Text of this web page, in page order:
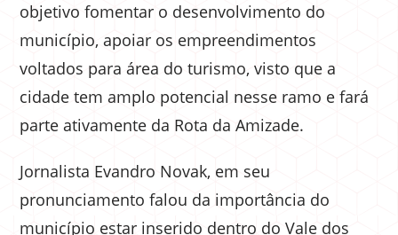
objetivo fomentar o desenvolvimento do
município, apoiar os empreendimentos
voltados para área do turismo, visto que a
cidade tem amplo potencial nesse ramo e fará
parte ativamente da Rota da Amizade.
Jornalista Evandro Novak, em seu
pronunciamento falou da importância do
município estar inserido dentro do Vale dos